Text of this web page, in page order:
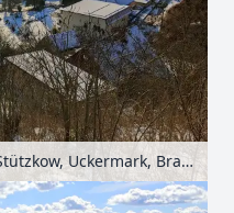
Aussicht vom Richterberg in Stützkow, Uckermark, Brandenburg, Deutschland